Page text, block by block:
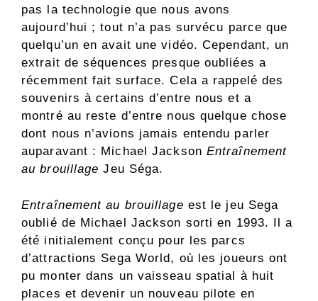
pas la technologie que nous avons
aujourd’hui ; tout n’a pas survécu parce que
quelqu’un en avait une vidéo. Cependant, un
extrait de séquences presque oubliées a
récemment fait surface. Cela a rappelé des
souvenirs à certains d’entre nous et a
montré au reste d’entre nous quelque chose
dont nous n’avions jamais entendu parler
auparavant : Michael Jackson Entraînement
au brouillage Jeu Séga.
Entraînement au brouillage est le jeu Sega
oublié de Michael Jackson sorti en 1993. Il a
été initialement conçu pour les parcs
d’attractions Sega World, où les joueurs ont
pu monter dans un vaisseau spatial à huit
places et devenir un nouveau pilote en